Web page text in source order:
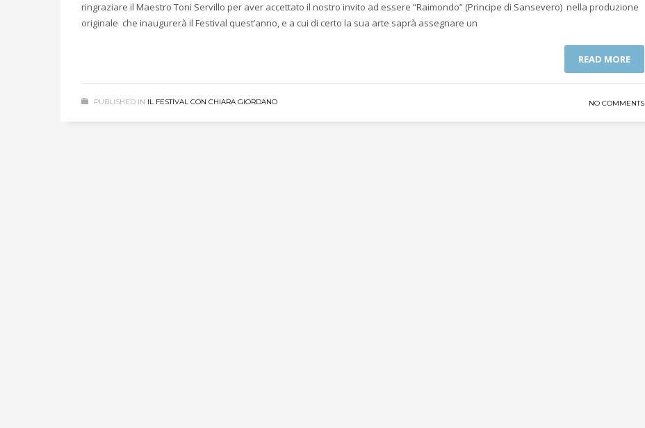
ringraziare il Maestro Toni Servillo per aver accettato il nostro invito ad essere “Raimondo” (Principe di Sansevero) nella produzione
originale che inaugurerà il Festival quest’anno, e a cui di certo la sua arte saprà assegnare un
READ MORE
PUBLISHED IN IL FESTIVAL CON CHIARA GIORDANO NO COMMENTS